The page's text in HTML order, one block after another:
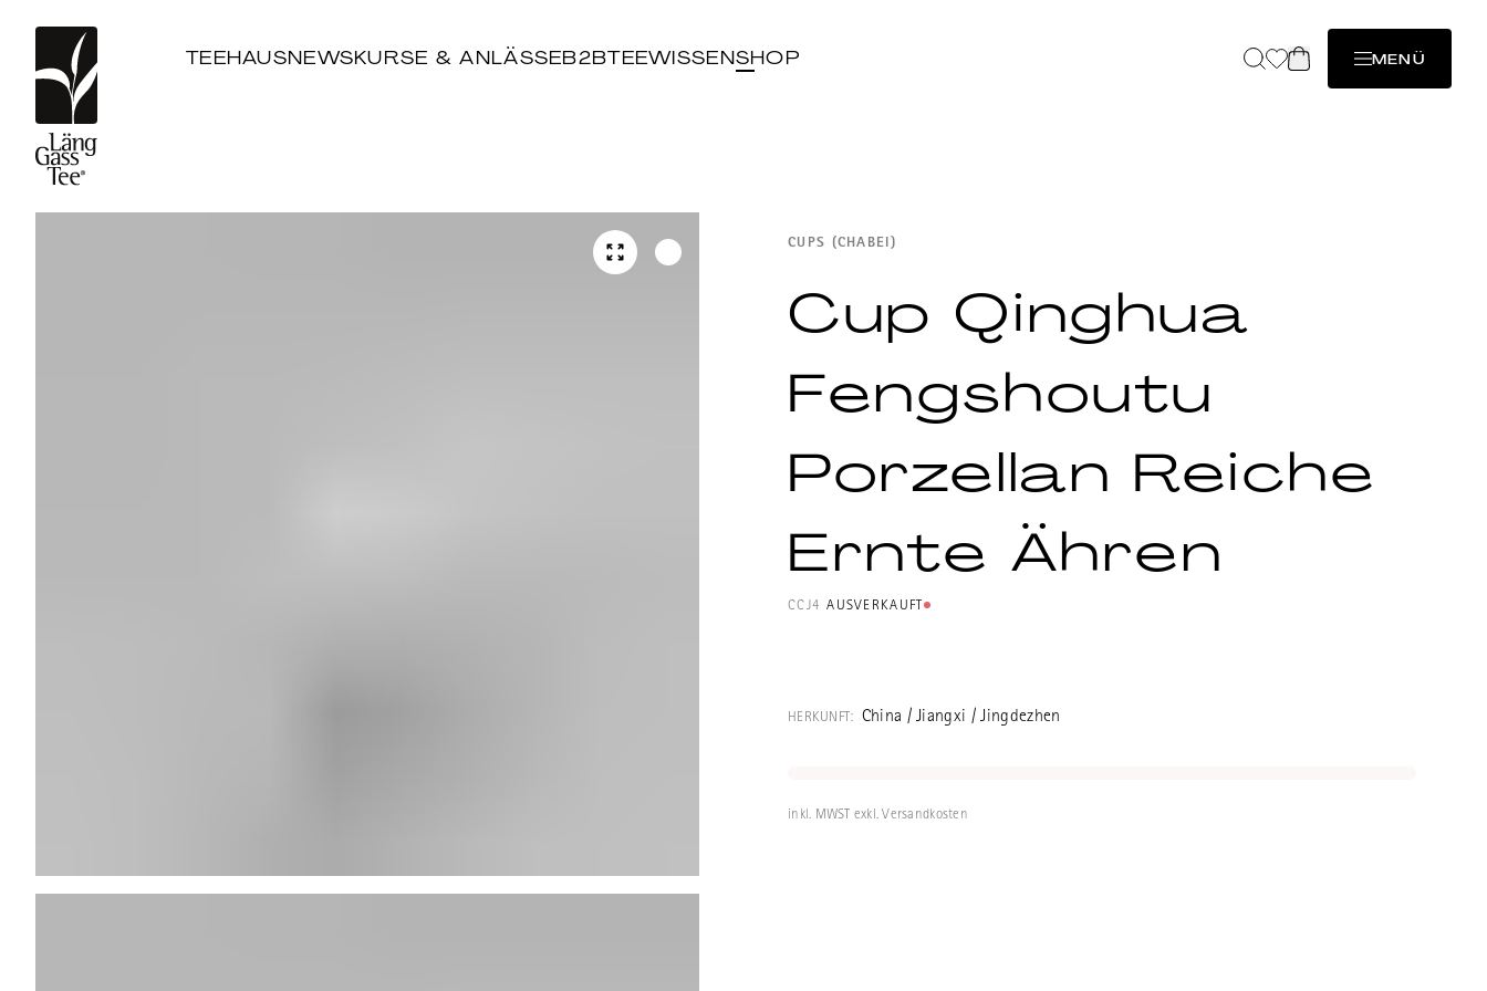
TEEHAUSNEWSKURSE & ANLÄSSEB2BTEEWISSENSHOP MENÜ
CUPS (CHABEI)
Cup Qinghua
Fengshoutu
Porzellan Reiche
Ernte Ähren
CCJ4 AUSVERKAUFT
einer Manufaktur die sich auf die
Handbemalung von Blauweiss Porzellan
HERKUNFT: China / Jiangxi / Jingdezhen
inkl. MWST exkl. Versandkosten